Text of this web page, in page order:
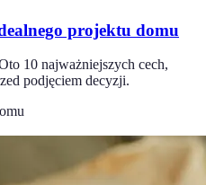
projektu domu
10 najważniejszych cech,
podjęciem decyzji.